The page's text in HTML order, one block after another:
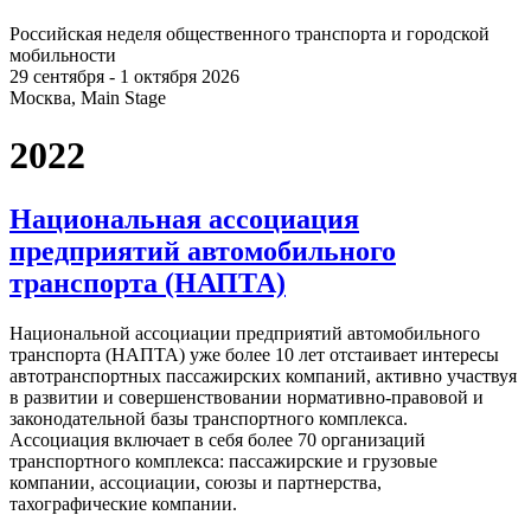
Российская неделя общественного транспорта и городской
мобильности
29 сентября - 1 октября 2026
Москва, Main Stage
2022
Национальная ассоциация
предприятий автомобильного
транспорта (НАПТА)
Национальной ассоциации предприятий автомобильного
транспорта (НАПТА) уже более 10 лет отстаивает интересы
автотранспортных пассажирских компаний, активно участвуя
в развитии и совершенствовании нормативно-правовой и
законодательной базы транспортного комплекса.
Ассоциация включает в себя более 70 организаций
транспортного комплекса: пассажирские и грузовые
компании, ассоциации, союзы и партнерства,
тахографические компании.